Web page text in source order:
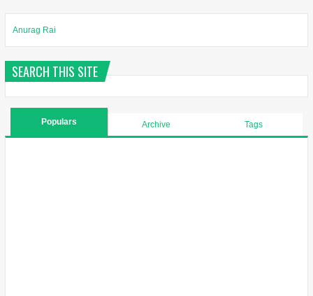
Anurag Rai
SEARCH THIS SITE
Populars Archive Tags